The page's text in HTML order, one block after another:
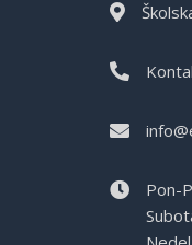
Pon-